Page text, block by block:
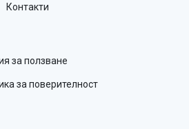
Контакти
за ползване
за поверителност